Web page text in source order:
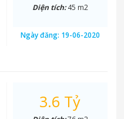
Diện tích:45 m2
Ngày đăng: 19-06-2020
3.6 Tỷ